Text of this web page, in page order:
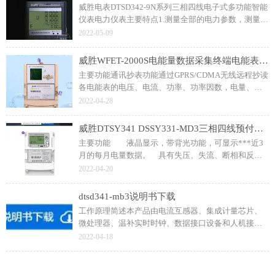
威胜电表DTSD342-9N系列三相四线电子式多功能智能
仪表电力仪表主要特点1.测量全部的电力参数，测量/
计量精度高2.具备开关量输入输出功能，监控电力开关
2022-05-09
威胜WFET-2000S电能量数据采集终端电能表管理终端电站专用采集器
主要功能通讯抄表功能通过GPRS/CDMA无线远程抄读
各电能表的电压、电流、功率、功率因数，电量、需
量等参数；可接64台电表。终端维护终端可通过本地
份与升级维护。
2022-04-28
威胜DTSY341 DSSY331-MD3三相四线预付费电表
主要功能 液晶显示，带背光功能，可显示***近3
月的每月电量数据。 具有失压、失流、断相和反相
等故障报警和的事件记录功能。
2022-04-20
dtsd341-mb3说明书下载
工作原理简述本产品由电流互感器、集成计量芯片、
微处理器、温补实时时钟、数据接口设备和人机接口
设备组成。
2022-04-18